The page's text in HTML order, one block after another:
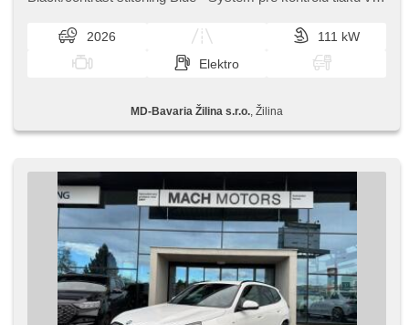
2026
111 kW
Elektro
MD-Bavaria Žilina s.r.o. , Žilina